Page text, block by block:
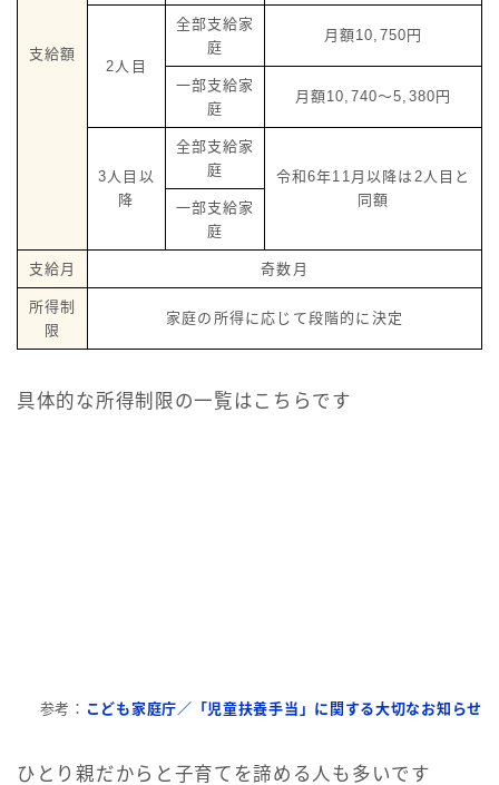
支給額
2人目
全部支給家
庭
月額10,750円
一部支給家
庭
月額10,740～5,380円
3人目以
降
全部支給家
庭
令和6年11月以降は2人目と
同額
一部支給家
庭
支給月 奇数月
所得制
限
家庭の所得に応じて段階的に決定
具体的な所得制限の一覧はこちらです
参考： こども家庭庁／「児童扶養手当」に関する大切なお知らせ
ひとり親だからと子育てを諦める人も多いです